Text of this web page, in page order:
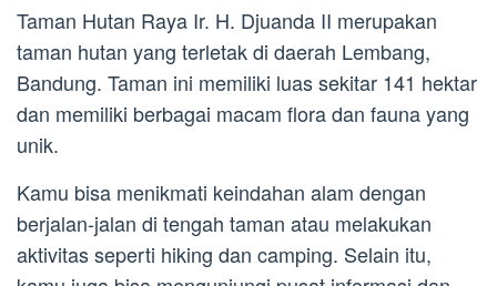
Taman Hutan Raya Ir. H. Djuanda II merupakan
taman hutan yang terletak di daerah Lembang,
Bandung. Taman ini memiliki luas sekitar 141 hektar
dan memiliki berbagai macam flora dan fauna yang
unik.
Kamu bisa menikmati keindahan alam dengan
berjalan-jalan di tengah taman atau melakukan
aktivitas seperti hiking dan camping. Selain itu,